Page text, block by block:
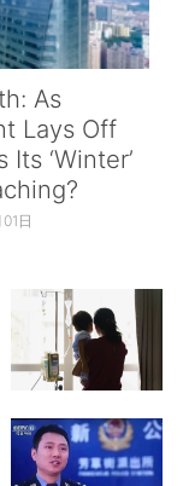
As
Lays Off
Its ‘Winter’
日